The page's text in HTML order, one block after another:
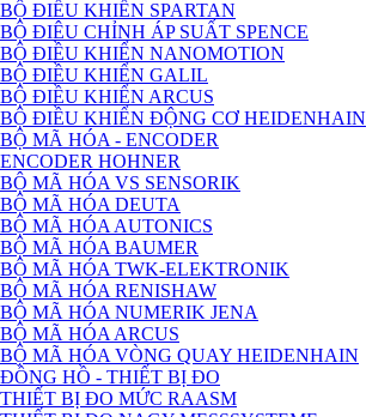
BỘ ĐIỀU KHIỂN SPARTAN
BỘ ĐIÊU CHỈNH ÁP SUẤT SPENCE
BỘ ĐIỀU KHIỂN NANOMOTION
BỘ ĐIỀU KHIỂN GALIL
BỘ ĐIỀU KHIỂN ARCUS
BỘ ĐIỀU KHIỂN ĐỘNG CƠ HEIDENHAIN
BỘ MÃ HÓA - ENCODER
ENCODER HOHNER
BỘ MÃ HÓA VS SENSORIK
BỘ MÃ HÓA DEUTA
BỘ MÃ HÓA AUTONICS
BỘ MÃ HÓA BAUMER
BỘ MÃ HÓA TWK-ELEKTRONIK
BỘ MÃ HÓA RENISHAW
BỘ MÃ HÓA NUMERIK JENA
BỘ MÃ HÓA ARCUS
BỘ MÃ HÓA VÒNG QUAY HEIDENHAIN
ĐỒNG HỒ - THIẾT BỊ ĐO
THIẾT BỊ ĐO MỨC RAASM